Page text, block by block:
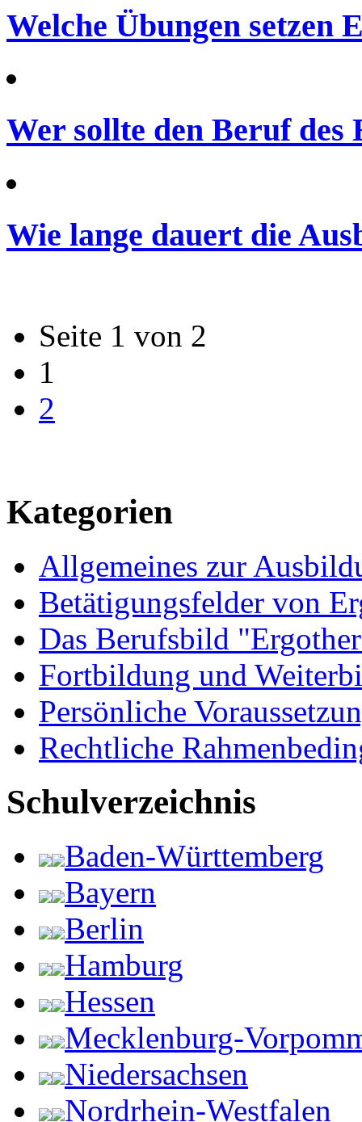
Welche Übungen setzen
Wer sollte den Beruf
Wie lange dauert die
Seite 1 von 2
1
2
Kategorien
Allgemeines zur
Betätigungsfelder von
Das Berufsbild
Fortbildung und
Persönliche
Rechtliche
Schulverzeichnis
Baden-Württemberg
Bayern
Berlin
Hamburg
Hessen
Mecklenburg-
Niedersachsen
Nordrhein-Westfalen